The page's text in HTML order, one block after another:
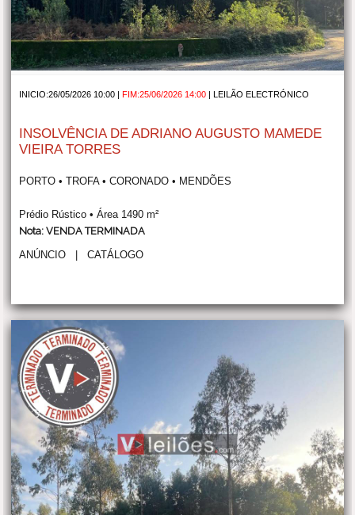
INICIO:26/05/2026 10:00 |FIM:25/06/2026 14:00 |LEILÃO ELECTRÓNICO
INSOLVÊNCIA DE ADRIANO AUGUSTO MAMEDE
VIEIRA TORRES
PORTO • TROFA • CORONADO • MENDÕES
Prédio Rústico • Área 1490 m²
Nota: VENDA TERMINADA
ANÚNCIO |CATÁLOGO